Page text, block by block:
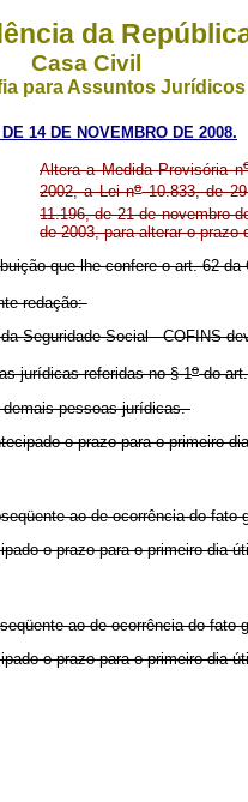
da
Casa Civil
para Assuntos Jurídicos
14 DE NOVEMBRO DE 2008.
Altera a Medida Provisória n
2002, a Lei no10.833, de
11.196, de 21 de novembro
de 2003, para alterar o
que lhe confere o art. 62
redação:
Seguridade Social - COFINS
jurídicas referidas no § 1odo
demais pessoas jurídicas.
o prazo para o primeiro
ao de ocorrência do fato
o prazo para o primeiro dia
ao de ocorrência do fato
o prazo para o primeiro dia